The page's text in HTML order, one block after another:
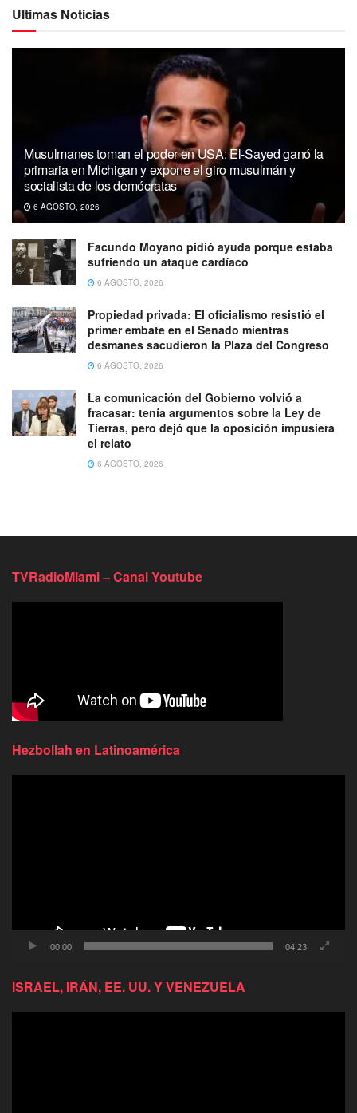
Ultimas Noticias
Musulmanes toman el poder en USA: El-Sayed ganó la
primaria en Michigan y expone el giro musulmán y
socialista de los demócratas
6 AGOSTO, 2026
Facundo Moyano pidió ayuda porque estaba
sufriendo un ataque cardíaco
6 AGOSTO, 2026
Propiedad privada: El oficialismo resistió el
primer embate en el Senado mientras
desmanes sacudieron la Plaza del Congreso
6 AGOSTO, 2026
La comunicación del Gobierno volvió a
fracasar: tenía argumentos sobre la Ley de
Tierras, pero dejó que la oposición impusiera
el relato
6 AGOSTO, 2026
TVRadioMiami – Canal Youtube
Hezbollah en Latinoamérica
00:00 04:23
ISRAEL, IRÁN, EE. UU. Y VENEZUELA